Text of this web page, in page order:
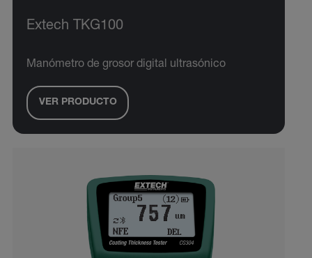
Extech TKG100
Manómetro de grosor digital ultrasónico
VER PRODUCTO